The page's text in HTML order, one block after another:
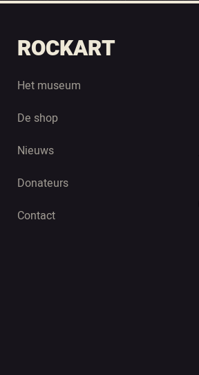
ROCKART
Het museum
De shop
Nieuws
Donateurs
Contact